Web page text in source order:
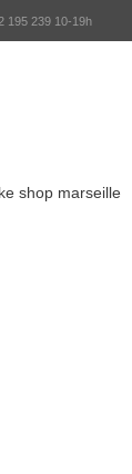
195 239 10-19h
shop marseille